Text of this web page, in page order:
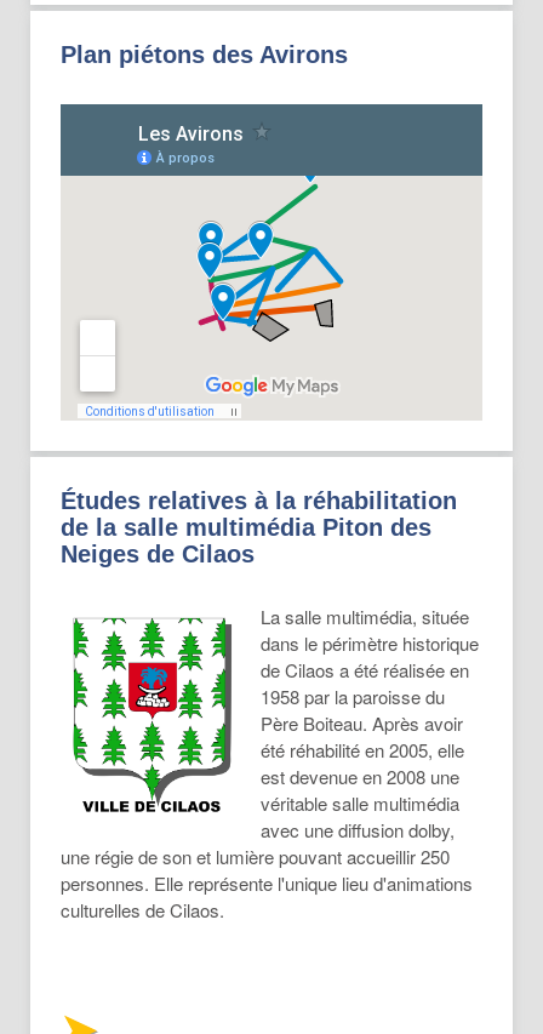
Plan piétons des Avirons
Études relatives à la réhabilitation
de la salle multimédia Piton des
Neiges de Cilaos
La salle multimédia, située
dans le périmètre historique
de Cilaos a été réalisée en
1958 par la paroisse du
Père Boiteau. Après avoir
été réhabilité en 2005, elle
est devenue en 2008 une
véritable salle multimédia
avec une diffusion dolby,
une régie de son et lumière pouvant accueillir 250
personnes. Elle représente l'unique lieu d'animations
culturelles de Cilaos.